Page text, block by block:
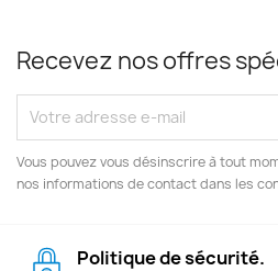
Recevez nos offres
Vous pouvez vous désinscrire à tout
nos informations de contact dans les
Politique de sécurité.